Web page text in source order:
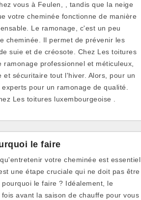
vous à Feulen, , tandis que la neige
votre cheminée fonctionne de manière
Le ramonage, c'est un peu
cheminée. Il permet de prévenir les
suie et de créosote. Chez Les toitures
professionnel et méticuleux,
sécuritaire tout l'hiver. Alors, pour un
pour un ramonage de qualité.
Les toitures luxembourgeoise .
le faire
votre cheminée est essentiel
une étape cruciale qui ne doit pas être
le faire ? Idéalement, le
avant la saison de chauffe pour vous